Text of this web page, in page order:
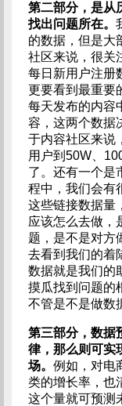
第二部分，是从
找出问题所在。
的数据，但是大
社区来说，很关
每日新用户注册
更要看到最重要
每天发布的内容
容，这两个数据
于内容社区来说
用户到50W、
了。还有一个是
程中，我们会有
这些链接数据量
应该怎么去做，
题，是不是对方
去看到我们的着
数据就是我们的
摸瓜找到问题的
不管是不是做数
第三部分，数据
律，那么则可实
场。 例如，对电
类的增长率，也
这个量就可预测